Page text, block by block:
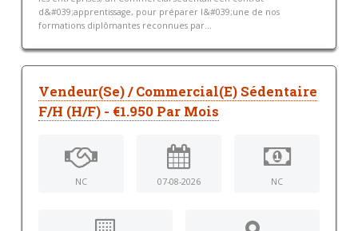
d&#039;apprentissage, pour préparer l&#039;une de nos
formations diplômantes reconnues par...
Vendeur(Se) / Commercial(E) Sédentaire
F/H (H/F) - €1.950 Par Mois
NC 07-08-2026 NC